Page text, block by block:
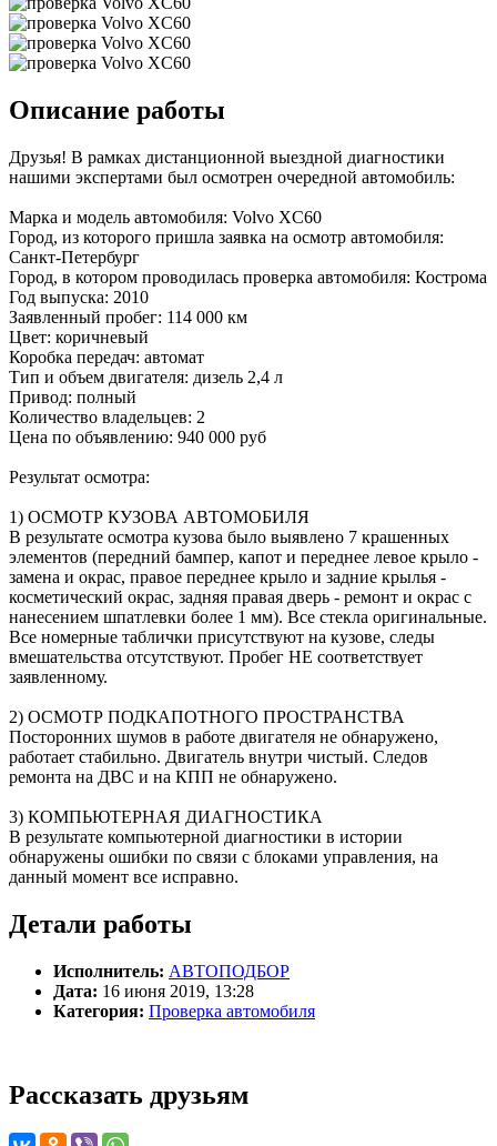
Описание работы
Друзья! В рамках дистанционной выездной диагностики
нашими экспертами был осмотрен очередной автомобиль:
Марка и модель автомобиля: Volvo XC60
Город, из которого пришла заявка на осмотр автомобиля:
Санкт-Петербург
Город, в котором проводилась проверка автомобиля: Кострома
Год выпуска: 2010
Заявленный пробег: 114 000 км
Цвет: коричневый
Коробка передач: автомат
Тип и объем двигателя: дизель 2,4 л
Привод: полный
Количество владельцев: 2
Цена по объявлению: 940 000 руб
Результат осмотра:
1) ОСМОТР КУЗОВА АВТОМОБИЛЯ
В результате осмотра кузова было выявлено 7 крашенных
элементов (передний бампер, капот и переднее левое крыло -
замена и окрас, правое переднее крыло и задние крылья -
косметический окрас, задняя правая дверь - ремонт и окрас с
нанесением шпатлевки более 1 мм). Все стекла оригинальные.
Все номерные таблички присутствуют на кузове, следы
вмешательства отсутствуют. Пробег НЕ соответствует
заявленному.
2) ОСМОТР ПОДКАПОТНОГО ПРОСТРАНСТВА
Посторонних шумов в работе двигателя не обнаружено,
работает стабильно. Двигатель внутри чистый. Следов
ремонта на ДВС и на КПП не обнаружено.
3) КОМПЬЮТЕРНАЯ ДИАГНОСТИКА
В результате компьютерной диагностики в истории
обнаружены ошибки по связи с блоками управления, на
данный момент все исправно.
Детали работы
Исполнитель: АВТОПОДБОР
Дата: 16 июня 2019, 13:28
Категория: Проверка автомобиля
Рассказать друзьям